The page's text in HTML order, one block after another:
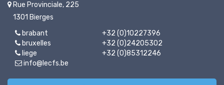
adultes
Pour
les
écoles
Rue Provinciale, 225
1301 Bierges
brabant
+32 (0)10227396
bruxelles
+32 (0)24205302
liege
+32 (0)85312246
info@lecfs.be